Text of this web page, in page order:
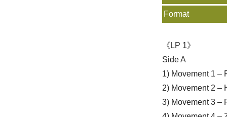
Format
《LP 1》
Side A
1) Movement 1 –
2) Movement 2 –
3) Movement 3 –